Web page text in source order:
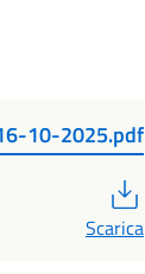
10-2025.pdf
Scarica